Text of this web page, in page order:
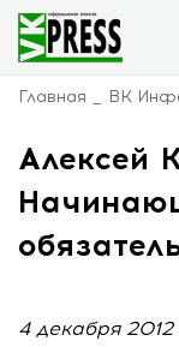
Главная ВК
Алексей
4 декабря